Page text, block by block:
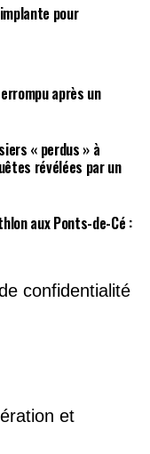
pour
après un
« perdus » à
révélées par un
aux Ponts-de-Cé :
confidentialité
et